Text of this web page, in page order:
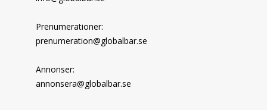
Prenumerationer:
prenumeration@globalbar.se
Annonser:
annonsera@globalbar.se